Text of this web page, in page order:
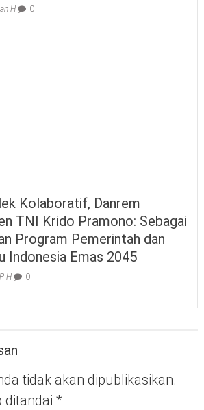
H 0
Kolaboratif, Danrem
TNI Krido Pramono: Sebagai
Program Pemerintah dan
Indonesia Emas 2045
P H 0
tidak akan dipublikasikan.
ditandai *